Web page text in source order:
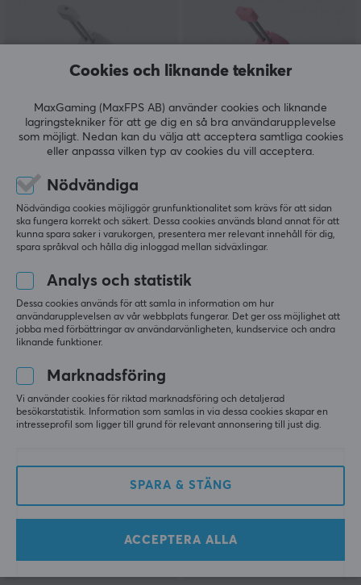
Deltaco Gaming
Mouse Bungee RGB -
(4)
199 kr
Deltaco Gaming
Sladdhållare - Rosa
(1)
NYHET SPARA
Skruvmejselset
179 kr (249 kr)
Opener - Tiger Tooth
199 kr (399 kr)
Cookies och liknande tekniker
MaxGaming (MaxFPS AB) använder cookies och liknande
lagringstekniker för att ge dig en så bra användarupplevelse
som möjligt. Nedan kan du välja att acceptera samtliga cookies
eller anpassa vilken typ av cookies du vill acceptera.
Nödvändiga
Nödvändiga cookies möjliggör grunfunktionalitet som krävs för att sidan
ska fungera korrekt och säkert. Dessa cookies används bland annat för att
kunna spara saker i varukorgen, presentera mer relevant innehåll för dig,
spara språkval och hålla dig inloggad mellan sidväxlingar.
Analys och statistik
Dessa cookies används för att samla in information om hur
användarupplevelsen av vår webbplats fungerar. Det ger oss möjlighet att
jobba med förbättringar av användarvänligheten, kundservice och andra
liknande funktioner.
Marknadsföring
Vi använder cookies för riktad marknadsföring och detaljerad
besökarstatistik. Information som samlas in via dessa cookies skapar en
intresseprofil som ligger till grund för relevant annonsering till just dig.
SPARA & STÄNG
ACCEPTERA ALLA